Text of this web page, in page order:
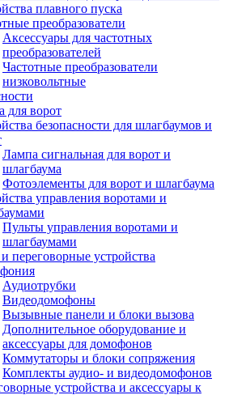
плавного пуска
преобразователи
Аксессуары для частотных
преобразователей
Частотные преобразователи
низковольтные
для ворот
безопасности для шлагбаумов и
Лампа сигнальная для ворот и
шлагбаума
Фотоэлементы для ворот и шлагбаума
управления воротами и
Пульты управления воротами и
шлагбаумами
переговорные устройства
Аудиотрубки
Видеодомофоны
Вызывные панели и блоки вызова
Дополнительное оборудование и
аксессуары для домофонов
Коммутаторы и блоки сопряжения
Комплекты аудио- и видеодомофонов
устройства и аксессуары к